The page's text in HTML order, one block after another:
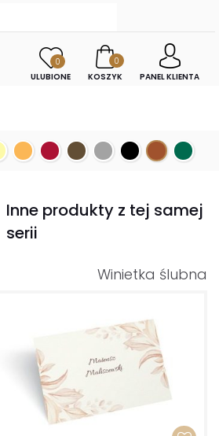
0
ULUBIONE
0
KOSZYK
PANEL KLIENTA
Inne produkty z tej samej
serii
Winietka ślubna